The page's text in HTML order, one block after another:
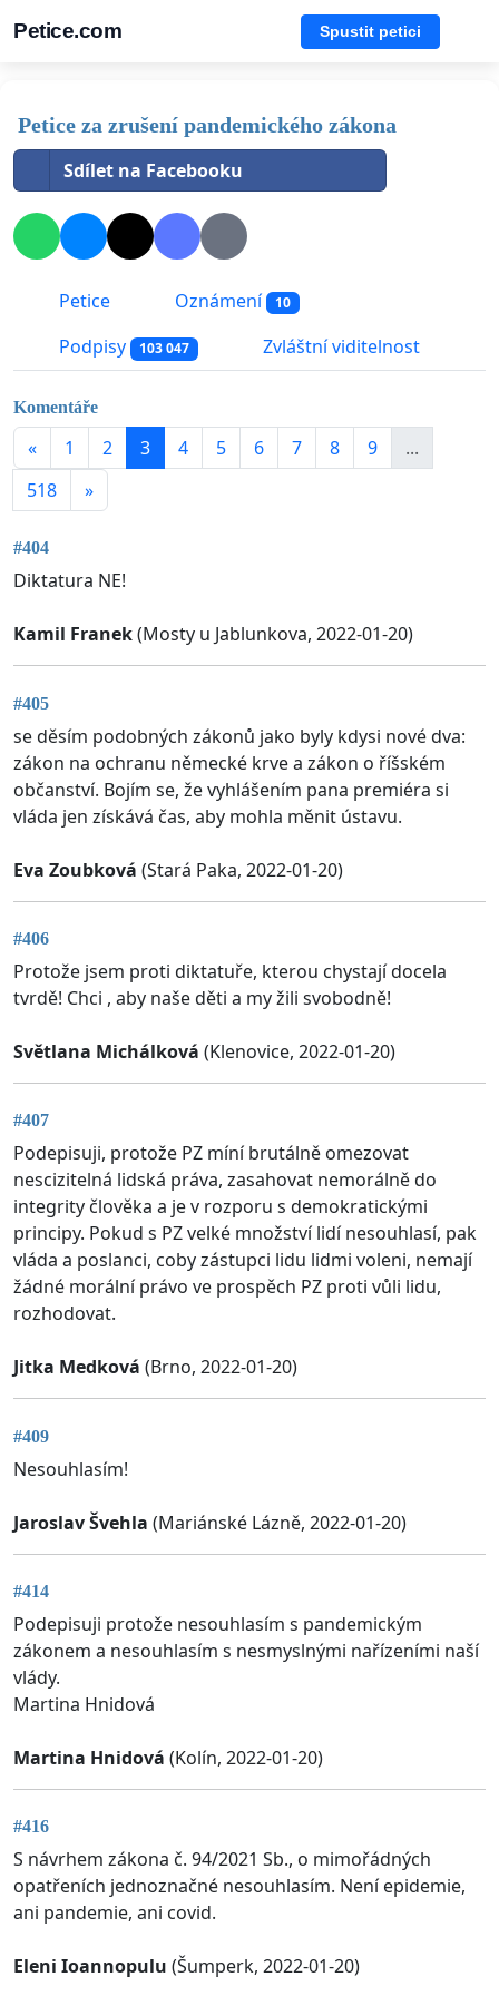
Petice.com Spustit petici
Petice za zrušení pandemického zákona
Sdílet na Facebooku
Petice Oznámení 10
Podpisy 103 047 Zvláštní viditelnost
Komentáře
« 1 2 3 4 5 6 7 8 9
...
518
»
#404
Diktatura NE!
Kamil Franek(Mosty u Jablunkova, 2022-01-20)
#405
se děsím podobných zákonů jako byly kdysi nové dva:
zákon na ochranu německé krve a zákon o říšském
občanství. Bojím se, že vyhlášením pana premiéra si
vláda jen získává čas, aby mohla měnit ústavu.
Eva Zoubková (Stará Paka, 2022-01-20)
#406
Protože jsem proti diktatuře, kterou chystají docela
tvrdě! Chci , aby naše děti a my žili svobodně!
Světlana Michálková (Klenovice, 2022-01-20)
#407
Podepisuji, protože PZ míní brutálně omezovat
nescizitelná lidská práva, zasahovat nemorálně do
integrity člověka a je v rozporu s demokratickými
principy. Pokud s PZ velké množství lidí nesouhlasí, pak
vláda a poslanci, coby zástupci lidu lidmi voleni, nemají
žádné morální právo ve prospěch PZ proti vůli lidu,
rozhodovat.
Jitka Medková (Brno, 2022-01-20)
#409
Nesouhlasím!
Jaroslav Švehla (Mariánské Lázně, 2022-01-20)
#414
Podepisuji protože nesouhlasím s pandemickým
zákonem a nesouhlasím s nesmyslnými nařízeními naší
vlády.
Martina Hnidová
Martina Hnidová (Kolín, 2022-01-20)
#416
S návrhem zákona č. 94/2021 Sb., o mimořádných
opatřeních jednoznačné nesouhlasím. Není epidemie,
ani pandemie, ani covid.
Eleni Ioannopulu (Šumperk, 2022-01-20)